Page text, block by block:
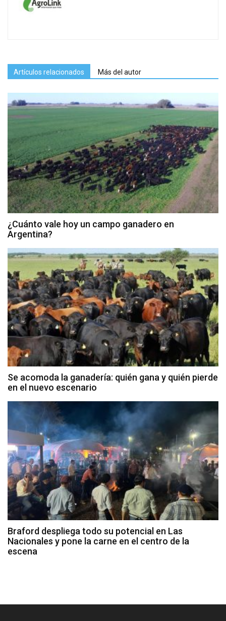
Artículos relacionados Más del autor
¿Cuánto vale hoy un campo ganadero en
Argentina?
Se acomoda la ganadería: quién gana y quién pierde
en el nuevo escenario
Braford despliega todo su potencial en Las
Nacionales y pone la carne en el centro de la
escena